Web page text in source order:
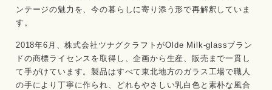
ンテージの魅力を、今の暮らしに寄り添う形で再解釈していま
す。
2018年6月、株式会社ツナグクラフトがOlde Milk-glassブラン
ドの商標ライセンスを取得し、企画から生産、販売まで一貫し
て手がけています。製品はすべて東北地方のガラス工場で職人
の手により丁寧に作られ、どれもやさしい乳白色と素朴な風合